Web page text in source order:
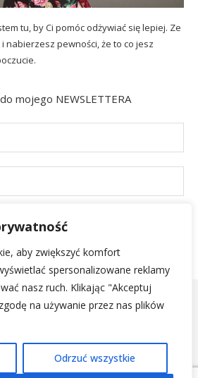
aby zwiększyć komfort
spersonalizowane reklamy
nasz ruch. Klikając "Akceptuj
na używanie przez nas plików
Odrzuć wszystkie
tu, by Ci pomóc odżywiać się lepiej. Ze
nabierzesz pewności, że to co jesz
mojego NEWSLETTERA
REGULAMIN SKLEPU| 2019 - All Right
and Developed byPenciDesign